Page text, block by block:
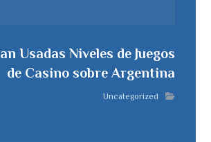
Usadas Niveles de Juegos
de Casino sobre Argentina
Uncategorized